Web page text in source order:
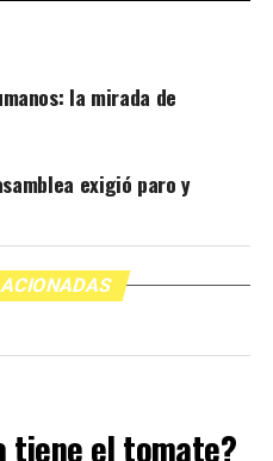
la mirada de
exigió paro y
tiene el tomate?